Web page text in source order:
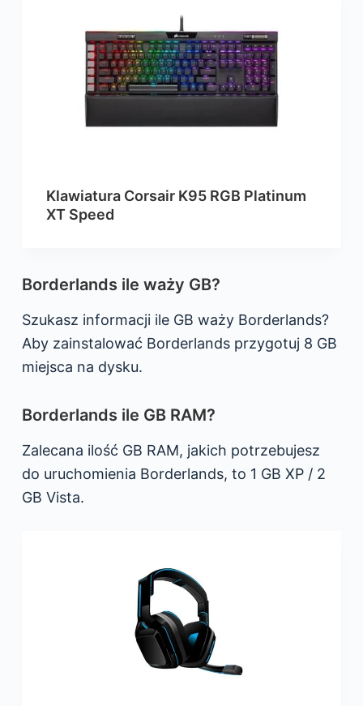
Klawiatura Corsair K95 RGB Platinum
XT Speed
Borderlands ile waży GB?
Szukasz informacji ile GB waży Borderlands?
Aby zainstalować Borderlands przygotuj 8 GB
miejsca na dysku.
Borderlands ile GB RAM?
Zalecana ilość GB RAM, jakich potrzebujesz
do uruchomienia Borderlands, to 1 GB XP / 2
GB Vista.